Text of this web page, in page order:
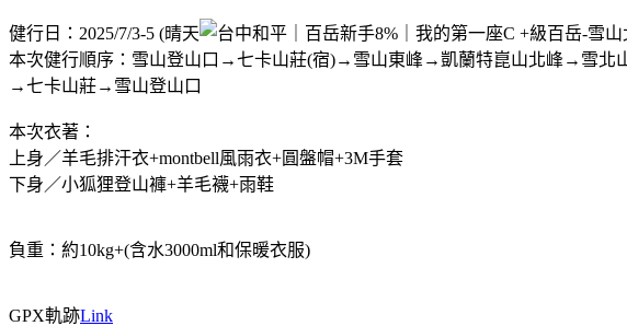
健行日：2025/7/3-5 (晴天
本次健行順序：雪山登山口→七卡山莊(宿)→雪山東峰→凱蘭特崑山北峰→雪
→七卡山莊→雪山登山口
本次衣著：
上身／羊毛排汗衣+montbell風雨衣+圓盤帽+3M手套
下身／小狐狸登山褲+羊毛襪+雨鞋
負重：約10kg+(含水3000ml和保暖衣服)
GPX軌跡Link